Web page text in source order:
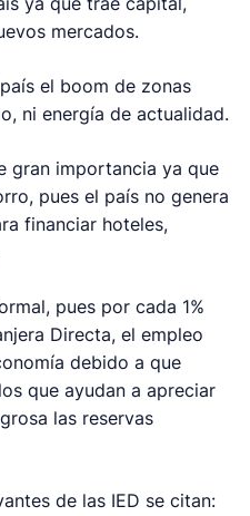
mercados.
el boom de zonas
ni energía de actualidad.
gran importancia ya que
pues el país no genera
financiar hoteles,
pues por cada 1%
Directa, el empleo
debido a que
que ayudan a apreciar
las reservas
de las IED se citan: